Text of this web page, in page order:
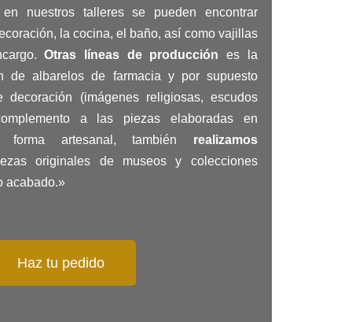
nuestros talleres se pueden encontrar
la cocina, el baño, así como vajillas
Otras líneas de producción es la
de albarelos de farmacia y por supuesto
decoración (imágenesreligiosas, escudos
a las piezas elaboradas en
forma artesanal, también realizamos
originales de museos y colecciones
acabado.»
Haz tu pedido